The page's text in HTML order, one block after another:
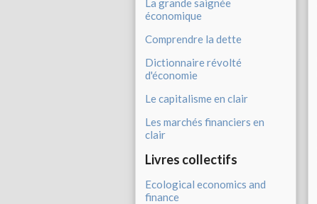
La grande saignée
économique
Comprendre la dette
Dictionnaire révolté
d'économie
Le capitalisme en clair
Les marchés financiers en
clair
Livres collectifs
Ecological economics and
finance